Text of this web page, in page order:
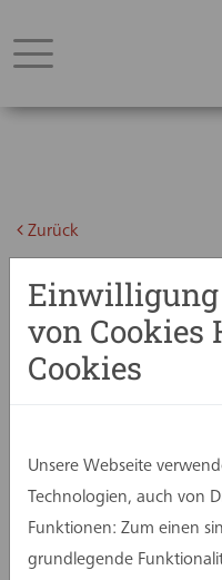
Zurück
Luisa
Einwilligung
von Cookies
Cookies
Unsere Webseite
Technologien, auch von
Funktionen: Zum einen
grundlegende